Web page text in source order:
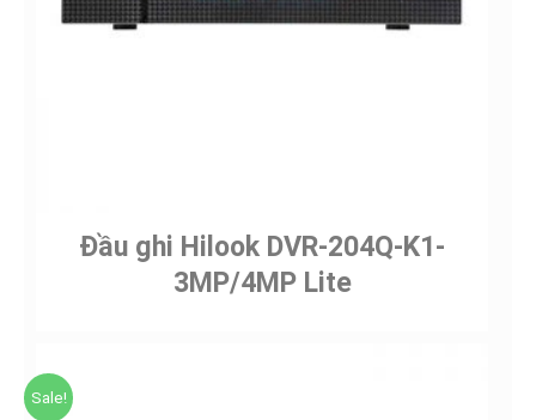
Đầu ghi Hilook DVR-204Q-K1-
3MP/4MP Lite
Sale!